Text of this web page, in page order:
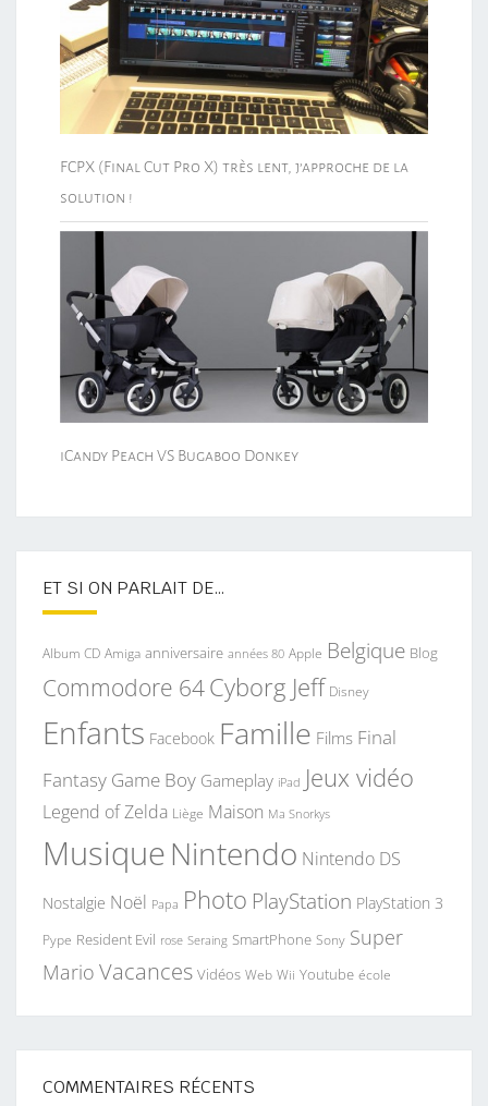
FCPX (Final Cut Pro X) très lent, j’approche de la
solution !
iCandy Peach VS Bugaboo Donkey
ET SI ON PARLAIT DE…
Album CD Amiga anniversaire années 80 Apple Belgique Blog
Commodore 64Cyborg Jeff Disney
Enfants Facebook Famille Films Final
Fantasy Game Boy Gameplay iPad Jeux vidéo
Legend of Zelda Liège Maison Ma Snorkys
MusiqueNintendo Nintendo DS
Nostalgie Noël Papa Photo PlayStation PlayStation 3
Pype Resident Evil rose Seraing SmartPhone Sony Super
Mario Vacances Vidéos Web Wii Youtube école
COMMENTAIRES RÉCENTS